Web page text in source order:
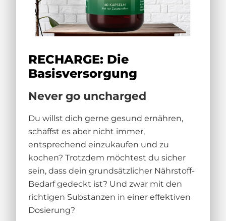
RECHARGE: Die
Basisversorgung
Never go uncharged
Du willst dich gerne gesund ernähren,
schaffst es aber nicht immer,
entsprechend einzukaufen und zu
kochen? Trotzdem möchtest du sicher
sein, dass dein grundsätzlicher Nährstoff-
Bedarf gedeckt ist? Und zwar mit den
richtigen Substanzen in einer effektiven
Dosierung?